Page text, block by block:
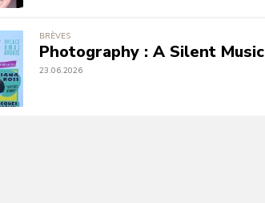
BRÈVES
Photography : A Silent Music
23.06.2026